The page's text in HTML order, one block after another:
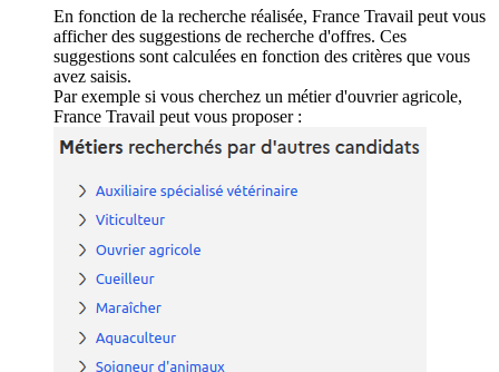
En fonction de la recherche réalisée, France Travail peut vous
afficher des suggestions de recherche d'offres. Ces
suggestions sont calculées en fonction des critères que vous
avez saisis.
Par exemple si vous cherchez un métier d'ouvrier agricole,
France Travail peut vous proposer :